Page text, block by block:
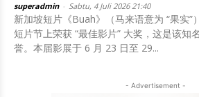
superadmin Sabtu, 4 Juli 2026 21:40
新加坡短片《Buah》（马来语意为 “果实”
短片节上荣获 “最佳影片” 大奖，这是该知
誉。本届影展于 6 月 23 日至 29...
- Advertisement -